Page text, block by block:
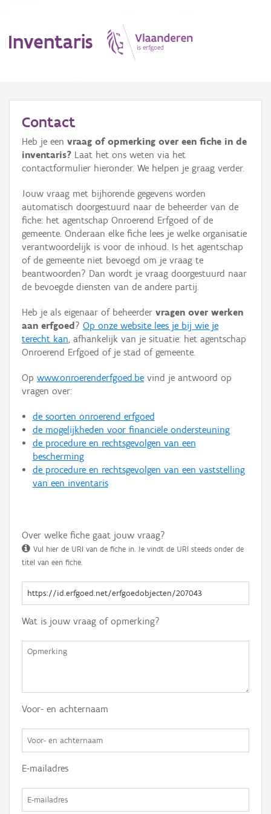
Inventaris
Erfgoedobject
Aanduidingsobject
Waarneming
Thema
Gebeurtenis
Persoon of collectief
Hergebruik
Aanmelden
Contact
Heb je een vraag of opmerking over een fiche in de
inventaris? Laat het ons weten via het
contactformulier hieronder. We helpen je graag verder.
Jouw vraag met bijhorende gegevens worden
automatisch doorgestuurd naar de beheerder van de
fiche: het agentschap Onroerend Erfgoed of de
gemeente. Onderaan elke fiche lees je welke organisatie
verantwoordelijk is voor de inhoud. Is het agentschap
of de gemeente niet bevoegd om je vraag te
beantwoorden? Dan wordt je vraag doorgestuurd naar
de bevoegde diensten van de andere partij.
Heb je als eigenaar of beheerder vragen over werken
aan erfgoed ? Op onze website lees je bij wie je
terecht kan, afhankelijk van je situatie: het agentschap
Onroerend Erfgoed of je stad of gemeente.
Op www.onroerenderfgoed.be vind je antwoord op
vragen over:
de soorten onroerend erfgoed
de mogelijkheden voor financiële ondersteuning
de procedure en rechtsgevolgen van een
bescherming
de procedure en rechtsgevolgen van een vaststelling
van een inventaris
Over welke fiche gaat jouw vraag?
Vul hier de URI van de fiche in. Je vindt de URI steeds onder de
titel van een fiche.
Wat is jouw vraag of opmerking?
Voor- en achternaam
E-mailadres